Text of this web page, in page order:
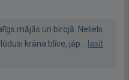
mājās un birojā. Neliels
krāna blīve, jāp... lasīt